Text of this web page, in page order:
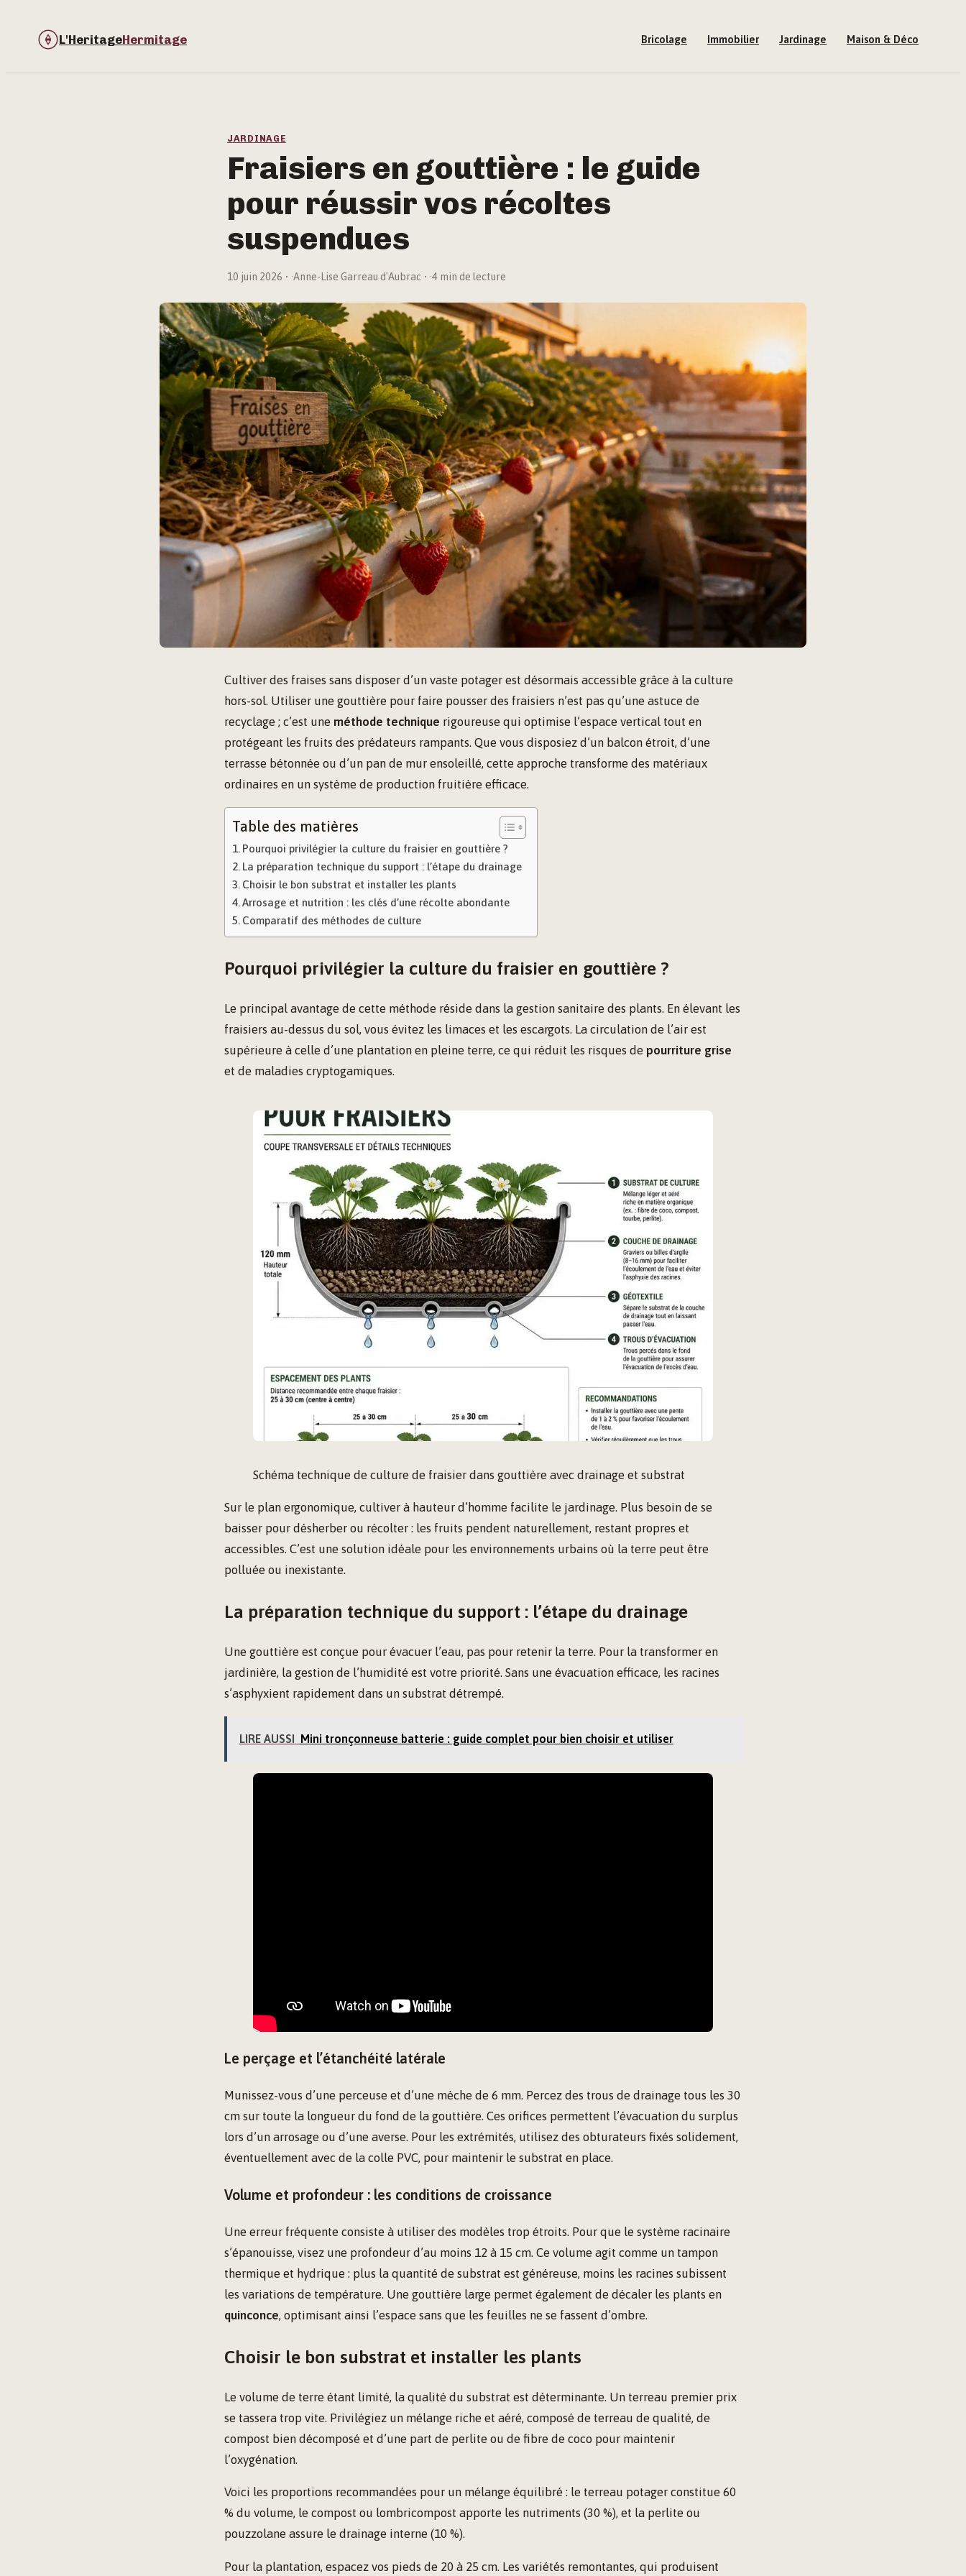
L'HeritageHermitage Bricolage Immobilier Jardinage Maison & Déco
JARDINAGE
Fraisiers en gouttière : le guide
pour réussir vos récoltes
suspendues
10 juin 2026 ·Anne-Lise Garreau d'Aubrac ·4 min de lecture
Cultiver des fraises sans disposer d’un vaste potager est désormais accessible grâce à la culture
hors-sol. Utiliser une gouttière pour faire pousser des fraisiers n’est pas qu’une astuce de
recyclage ; c’est une méthode technique rigoureuse qui optimise l’espace vertical tout en
protégeant les fruits des prédateurs rampants. Que vous disposiez d’un balcon étroit, d’une
terrasse bétonnée ou d’un pan de mur ensoleillé, cette approche transforme des matériaux
ordinaires en un système de production fruitière efficace.
Table des matières
Pourquoi privilégier la culture du fraisier en gouttière ?
La préparation technique du support : l’étape du drainage
Choisir le bon substrat et installer les plants
Arrosage et nutrition : les clés d’une récolte abondante
Comparatif des méthodes de culture
Pourquoi privilégier la culture du fraisier en gouttière ?
Le principal avantage de cette méthode réside dans la gestion sanitaire des plants. En élevant les
fraisiers au-dessus du sol, vous évitez les limaces et les escargots. La circulation de l’air est
supérieure à celle d’une plantation en pleine terre, ce qui réduit les risques de pourriture grise
et de maladies cryptogamiques.
Schéma technique de culture de fraisier dans gouttière avec drainage et substrat
Sur le plan ergonomique, cultiver à hauteur d’homme facilite le jardinage. Plus besoin de se
baisser pour désherber ou récolter : les fruits pendent naturellement, restant propres et
accessibles. C’est une solution idéale pour les environnements urbains où la terre peut être
polluée ou inexistante.
La préparation technique du support : l’étape du drainage
Une gouttière est conçue pour évacuer l’eau, pas pour retenir la terre. Pour la transformer en
jardinière, la gestion de l’humidité est votre priorité. Sans une évacuation efficace, les racines
s’asphyxient rapidement dans un substrat détrempé.
LIRE AUSSI Mini tronçonneuse batterie : guide complet pour bien choisir et utiliser
Le perçage et l’étanchéité latérale
Munissez-vous d’une perceuse et d’une mèche de 6 mm. Percez des trous de drainage tous les 30
cm sur toute la longueur du fond de la gouttière. Ces orifices permettent l’évacuation du surplus
lors d’un arrosage ou d’une averse. Pour les extrémités, utilisez des obturateurs fixés solidement,
éventuellement avec de la colle PVC, pour maintenir le substrat en place.
Volume et profondeur : les conditions de croissance
Une erreur fréquente consiste à utiliser des modèles trop étroits. Pour que le système racinaire
s’épanouisse, visez une profondeur d’au moins 12 à 15 cm. Ce volume agit comme un tampon
thermique et hydrique : plus la quantité de substrat est généreuse, moins les racines subissent
les variations de température. Une gouttière large permet également de décaler les plants en
quinconce, optimisant ainsi l’espace sans que les feuilles ne se fassent d’ombre.
Choisir le bon substrat et installer les plants
Le volume de terre étant limité, la qualité du substrat est déterminante. Un terreau premier prix
se tassera trop vite. Privilégiez un mélange riche et aéré, composé de terreau de qualité, de
compost bien décomposé et d’une part de perlite ou de fibre de coco pour maintenir
l’oxygénation.
Voici les proportions recommandées pour un mélange équilibré : le terreau potager constitue 60
% du volume, le compost ou lombricompost apporte les nutriments (30 %), et la perlite ou
pouzzolane assure le drainage interne (10 %).
Pour la plantation, espacez vos pieds de 20 à 25 cm. Les variétés remontantes, qui produisent